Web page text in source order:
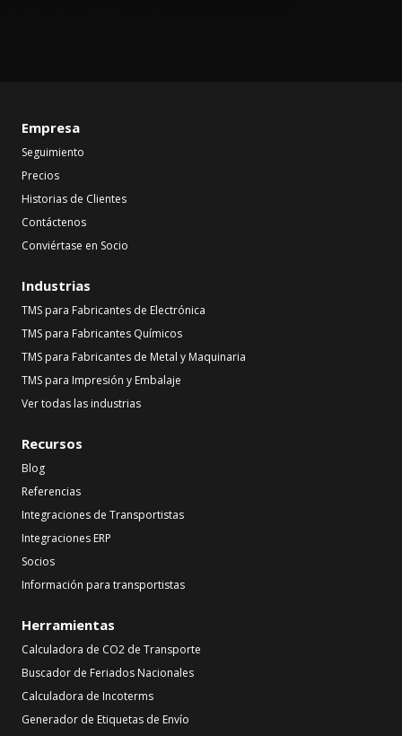
Empresa
Seguimiento
Precios
Historias de Clientes
Contáctenos
Conviértase en Socio
Industrias
TMS para Fabricantes de Electrónica
TMS para Fabricantes Químicos
TMS para Fabricantes de Metal y Maquinaria
TMS para Impresión y Embalaje
Ver todas las industrias
Recursos
Blog
Referencias
Integraciones de Transportistas
Integraciones ERP
Socios
Información para transportistas
Herramientas
Calculadora de CO2 de Transporte
Buscador de Feriados Nacionales
Calculadora de Incoterms
Generador de Etiquetas de Envío